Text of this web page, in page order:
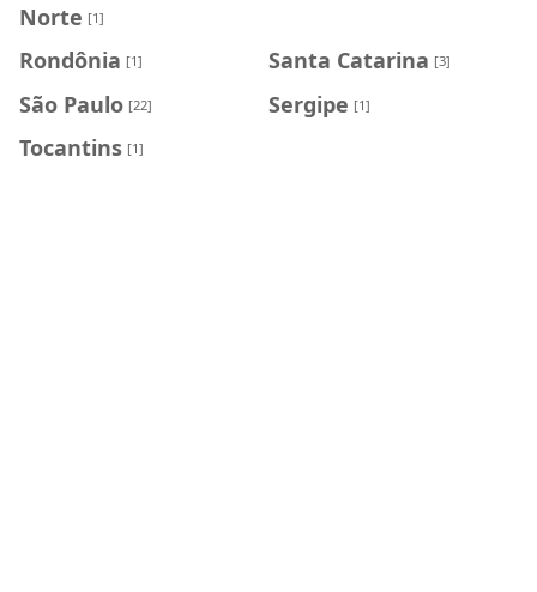
Norte [1]
Rondônia [1] Santa Catarina [3]
São Paulo [22] Sergipe [1]
Tocantins [1]